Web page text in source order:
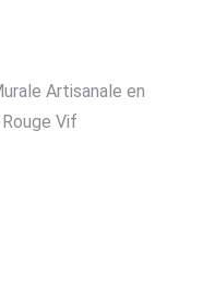
Artisanale en
Vif